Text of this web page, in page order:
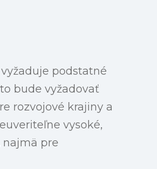
podstatné
bude vyžadovať
rozvojové krajiny a
vysoké,
najmä pre